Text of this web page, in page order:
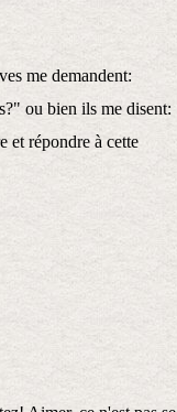
me demandent:
ou bien ils me disent:
et répondre à cette